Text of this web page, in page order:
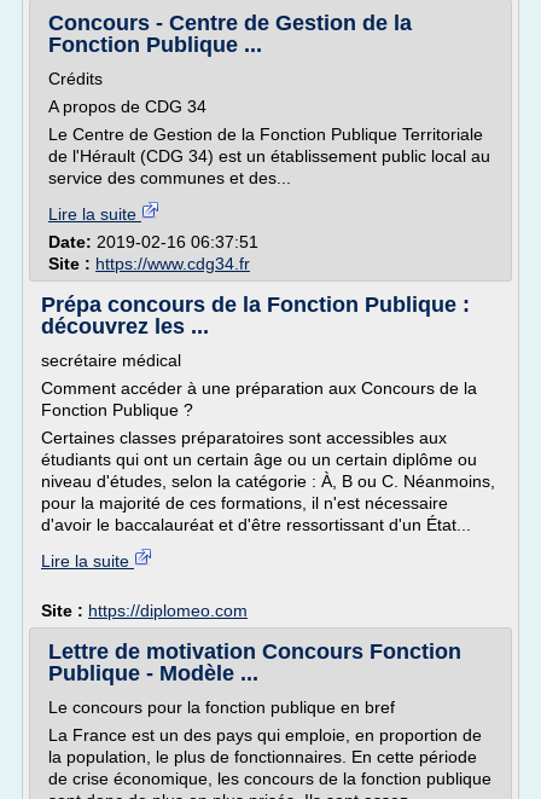
Concours - Centre de Gestion de la
Fonction Publique ...
Crédits
A propos de CDG 34
Le Centre de Gestion de la Fonction Publique Territoriale
de l'Hérault (CDG 34) est un établissement public local au
service des communes et des...
Lire la suite
Date: 2019-02-16 06:37:51
Site : https://www.cdg34.fr
Prépa concours de la Fonction Publique :
découvrez les ...
secrétaire médical
Comment accéder à une préparation aux Concours de la
Fonction Publique ?
Certaines classes préparatoires sont accessibles aux
étudiants qui ont un certain âge ou un certain diplôme ou
niveau d'études, selon la catégorie : À, B ou C. Néanmoins,
pour la majorité de ces formations, il n'est nécessaire
d'avoir le baccalauréat et d'être ressortissant d'un État...
Lire la suite
Site : https://diplomeo.com
Lettre de motivation Concours Fonction
Publique - Modèle ...
Le concours pour la fonction publique en bref
La France est un des pays qui emploie, en proportion de
la population, le plus de fonctionnaires. En cette période
de crise économique, les concours de la fonction publique